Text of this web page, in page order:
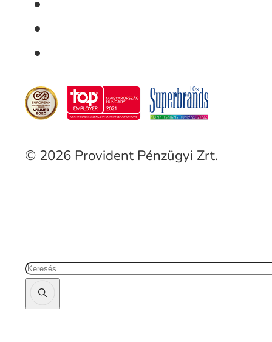
© 2026 Provident Pénzügyi Zrt.
Keresés